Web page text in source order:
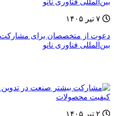
دعوت از متخصصان برای مشارکت
بین‌المللی فناوری نانو